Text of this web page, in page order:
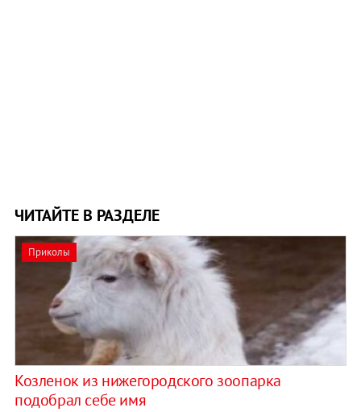
ЧИТАЙТЕ В РАЗДЕЛЕ
Приколы
Козленок из нижегородского зоопарка
подобрал себе имя